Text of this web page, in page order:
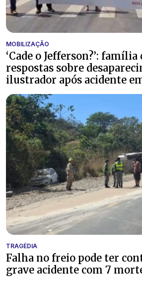
MOBILIZAÇÃO
‘Cade o Jefferson?’: família
respostas sobre
ilustrador após acidente
TRAGÉDIA
Falha no freio pode ter
grave acidente com 7